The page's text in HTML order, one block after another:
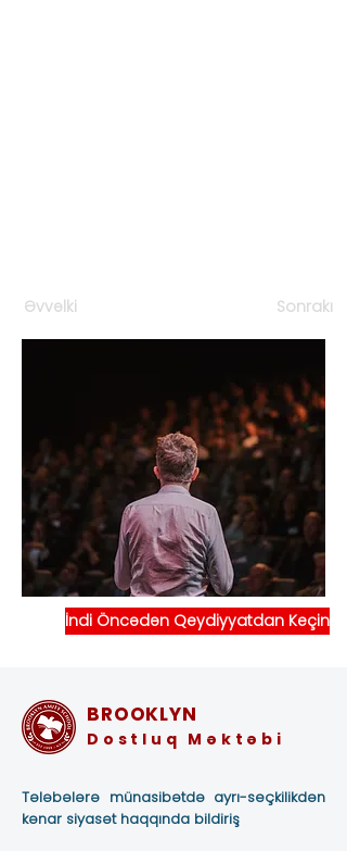
Əvvəlki Sonrakı
İndi Öncədən Qeydiyyatdan Keçin
BROOKLYN
Dostluq Məktəbi
Tələbələrə münasibətdə ayrı-seçkilikdən
kənar siyasət haqqında bildiriş